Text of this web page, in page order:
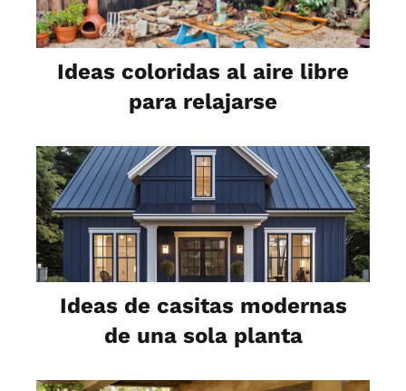
Ideas coloridas al aire libre
para relajarse
Ideas de casitas modernas
de una sola planta